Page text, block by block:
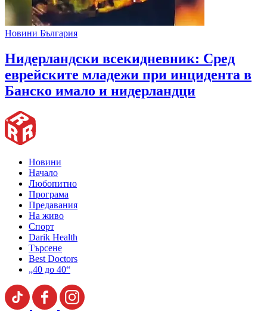
Новини България
Нидерландски всекидневник: Сред
еврейските младежи при инцидента в
Банско имало и нидерландци
Новини
Начало
Любопитно
Програма
Предавания
На живо
Спорт
Darik Health
Търсене
Best Doctors
„40 до 40“